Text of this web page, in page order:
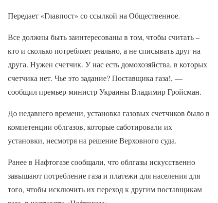
Передает «Главпост» со ссылкой на Общественное.
Все должны быть заинтересованы в том, чтобы считать –
кто и сколько потребляет реально, а не списывать друг на
друга. Нужен счетчик. У нас есть домохозяйства, в которых
счетчика нет. Чье это задание? Поставщика газа!, —
сообщил премьер-министр Украины Владимир Гройсман.
До недавнего времени, установка газовых счетчиков было в
компетенции облгазов, которые саботировали их
установки, несмотря на решение Верховного суда.
Ранее в Нафтогазе сообщали, что облгазы искусственно
завышают потребление газа и платежи для населения для
того, чтобы исключить их переход к другим поставщикам